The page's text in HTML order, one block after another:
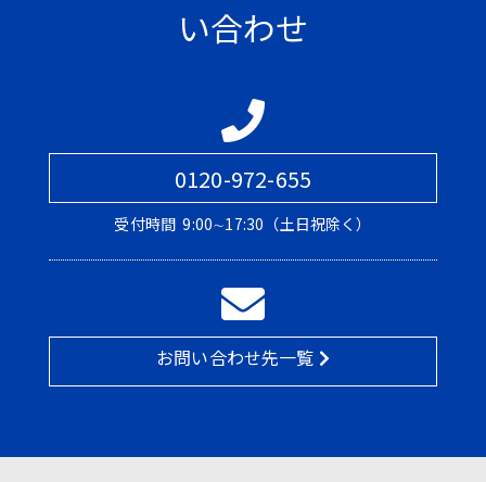
い合わせ
0120-972-655
受付時間 9:00∼17:30（土日祝除く）
お問い合わせ先一覧